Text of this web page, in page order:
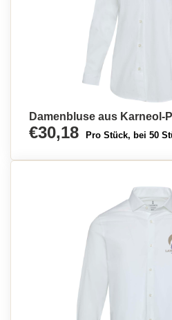
Damenbluse aus Karneol-
€30,18 Pro Stück, bei 50